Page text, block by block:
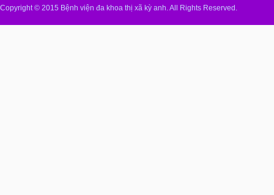
Copyright © 2015 Bệnh viện đa khoa thị xã kỳ anh. All Rights Reserved.